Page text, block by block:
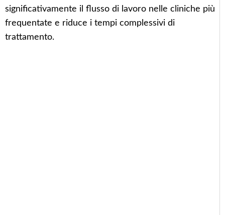
significativamente il flusso di lavoro nelle cliniche più
frequentate e riduce i tempi complessivi di
trattamento.